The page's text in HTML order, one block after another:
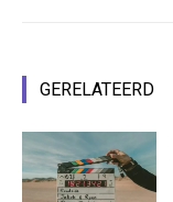
GERELATEERD